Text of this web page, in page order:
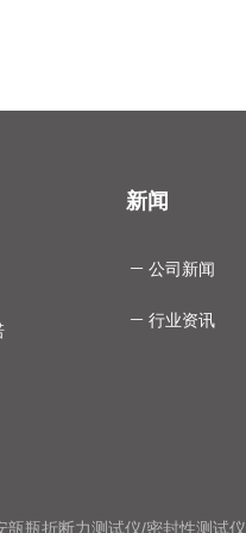
新闻
ꄵ 公司新闻
ꄵ 行业资讯
瓿瓶折断力测试仪/密封性测试仪